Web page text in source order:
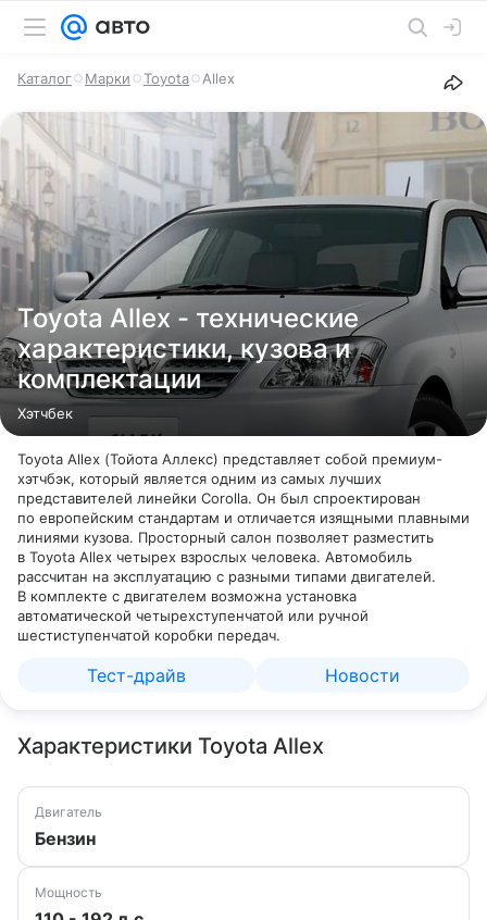
Каталог Марки Toyota Allex
Toyota Allex - технические
характеристики, кузова и
комплектации
Хэтчбек
Toyota Allex (Тойота Аллекс) представляет собой премиум-
хэтчбэк, который является одним из самых лучших
представителей линейки Corolla. Он был спроектирован
по европейским стандартам и отличается изящными плавными
линиями кузова. Просторный салон позволяет разместить
в Toyota Allex четырех взрослых человека. Автомобиль
рассчитан на эксплуатацию с разными типами двигателей.
В комплекте с двигателем возможна установка
автоматической четырехступенчатой или ручной
шестиступенчатой коробки передач.
Тест-драйв Новости
Характеристики Toyota Allex
Двигатель
Бензин
Мощность